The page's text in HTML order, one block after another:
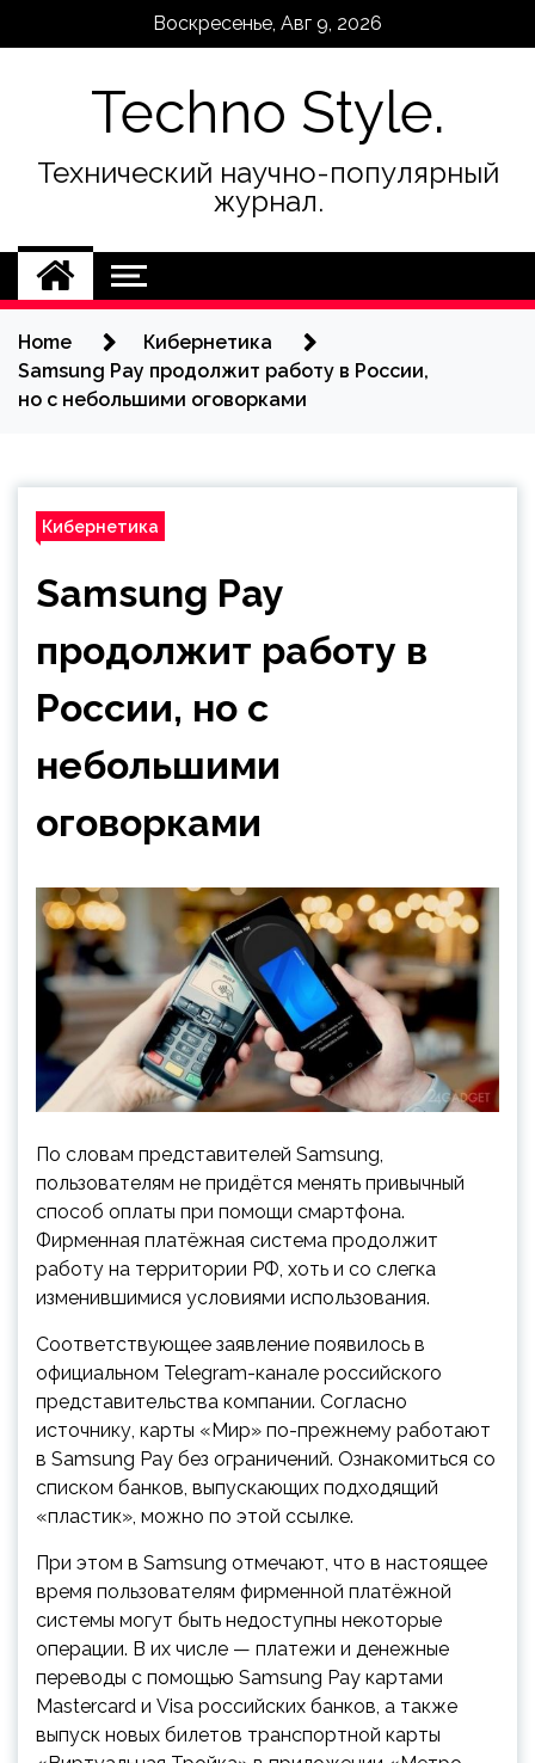
Воскресенье, Авг 9, 2026
Techno Style.
Технический научно-популярный
журнал.
Home
Кибернетика
Samsung Pay продолжит работу в России,
но с небольшими оговорками
Кибернетика
Samsung Pay
продолжит работу в
России, но с
небольшими
оговорками
По словам представителей Samsung,
пользователям не придётся менять привычный
способ оплаты при помощи смартфона.
Фирменная платёжная система продолжит
работу на территории РФ, хоть и со слегка
изменившимися условиями использования.
Соответствующее заявление появилось в
официальном Telegram-канале российского
представительства компании. Согласно
источнику, карты «Мир» по-прежнему работают
в Samsung Pay без ограничений. Ознакомиться со
списком банков, выпускающих подходящий
«пластик», можно по этой ссылке.
При этом в Samsung отмечают, что в настоящее
время пользователям фирменной платёжной
системы могут быть недоступны некоторые
операции. В их числе — платежи и денежные
переводы с помощью Samsung Pay картами
Mastercard и Visa российских банков, а также
выпуск новых билетов транспортной карты